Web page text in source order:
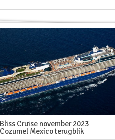
Bliss Cruise november 2023
Cozumel Mexico terugblik